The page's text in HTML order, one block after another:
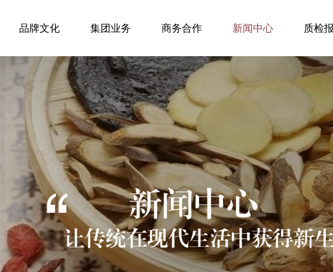
品牌文化 集团业务 商务合作 新闻中心 质检